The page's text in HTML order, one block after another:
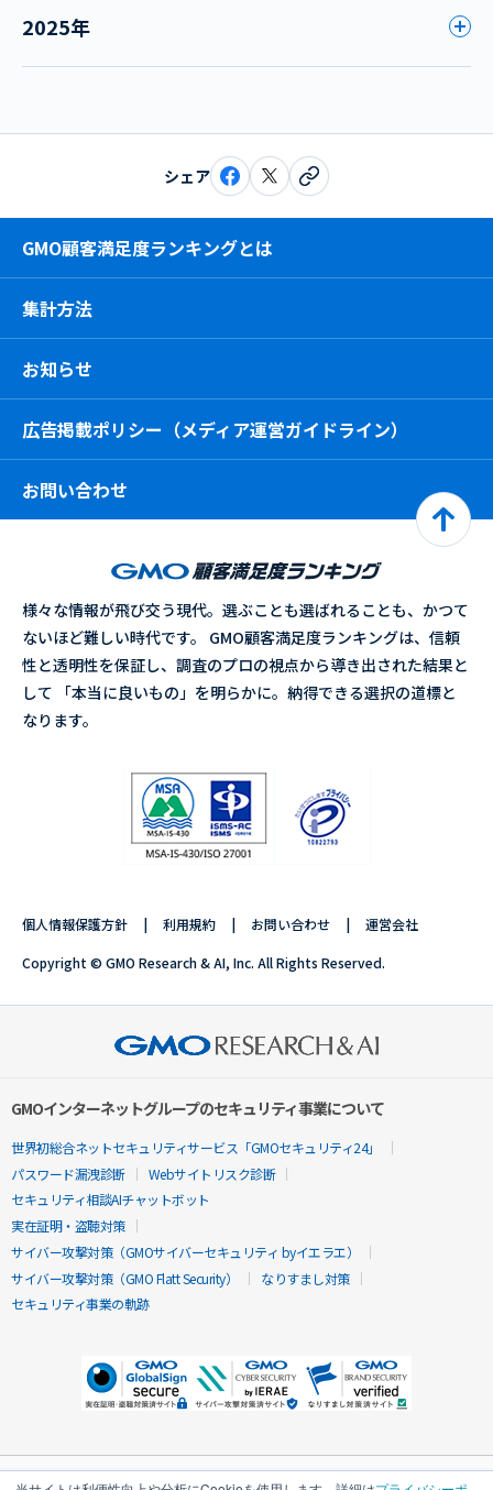
2025年
シェア
GMO顧客満足度ランキングとは
集計方法
お知らせ
広告掲載ポリシー（メディア運営ガイドライン）
お問い合わせ
様々な情報が飛び交う現代。選ぶことも選ばれることも、かつて
ないほど難しい時代です。 GMO顧客満足度ランキングは、信頼
性と透明性を保証し、調査のプロの視点から導き出された結果と
して 「本当に良いもの」を明らかに。納得できる選択の道標と
なります。
個人情報保護方針 利用規約 お問い合わせ 運営会社
Copyright © GMO Research & AI, Inc. All Rights Reserved.
GMOインターネットグループのセキュリティ事業について
世界初総合ネットセキュリティサービス「GMOセキュリティ24」
パスワード漏洩診断
Webサイトリスク診断
セキュリティ相談AIチャットボット
実在証明・盗聴対策
サイバー攻撃対策（GMOサイバーセキュリティ byイエラエ）
サイバー攻撃対策（GMO Flatt Security）
なりすまし対策
セキュリティ事業の軌跡